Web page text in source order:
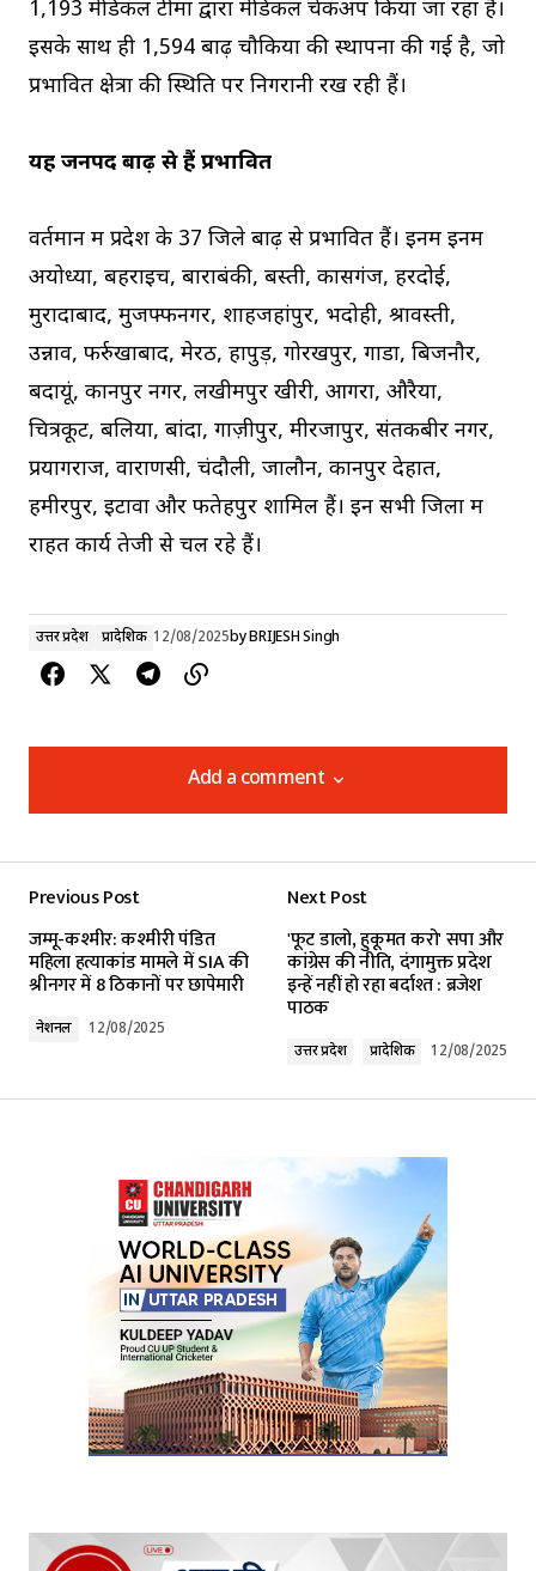
1,193 मेडिकल टीमों द्वारा मेडिकल चेकअप किया जा रहा है।
इसके साथ ही 1,594 बाढ़ चौकियों की स्थापना की गई है, जो
प्रभावित क्षेत्रों की स्थिति पर निगरानी रख रही हैं।
यह जनपद बाढ़ से हैं प्रभावित
वर्तमान में प्रदेश के 37 जिले बाढ़ से प्रभावित हैं। इनमें इनमें
अयोध्या, बहराइच, बाराबंकी, बस्ती, कासगंज, हरदोई,
मुरादाबाद, मुजफ्फनगर, शाहजहांपुर, भदोही, श्रावस्ती,
उन्नाव, फर्रुखाबाद, मेरठ, हापुड़, गोरखपुर, गोंडा, बिजनौर,
बदायूं, कानपुर नगर, लखीमपुर खीरी, आगरा, औरैया,
चित्रकूट, बलिया, बांदा, गाज़ीपुर, मीरजापुर, संतकबीर नगर,
प्रयागराज, वाराणसी, चंदौली, जालौन, कानपुर देहात,
हमीरपुर, इटावा और फतेहपुर शामिल हैं। इन सभी जिलों में
राहत कार्य तेजी से चल रहे हैं।
उत्तर प्रदेश प्रादेशिक 12/08/2025byBRIJESH Singh
Add a comment
Add a comment
Required fields are marked*
Your E-mail*
Submit Comment
Previous Post
जम्मू-कश्मीर: कश्मीरी पंडित
महिला हत्याकांड मामले में SIA की
श्रीनगर में 8 ठिकानों पर छापेमारी
नेशनल 12/08/2025
Next Post
'फूट डालो, हुकूमत करो' सपा और
कांग्रेस की नीति, दंगामुक्त प्रदेश
इन्हें नहीं हो रहा बर्दाश्त : ब्रजेश
पाठक
उत्तर प्रदेश प्रादेशिक 12/08/2025